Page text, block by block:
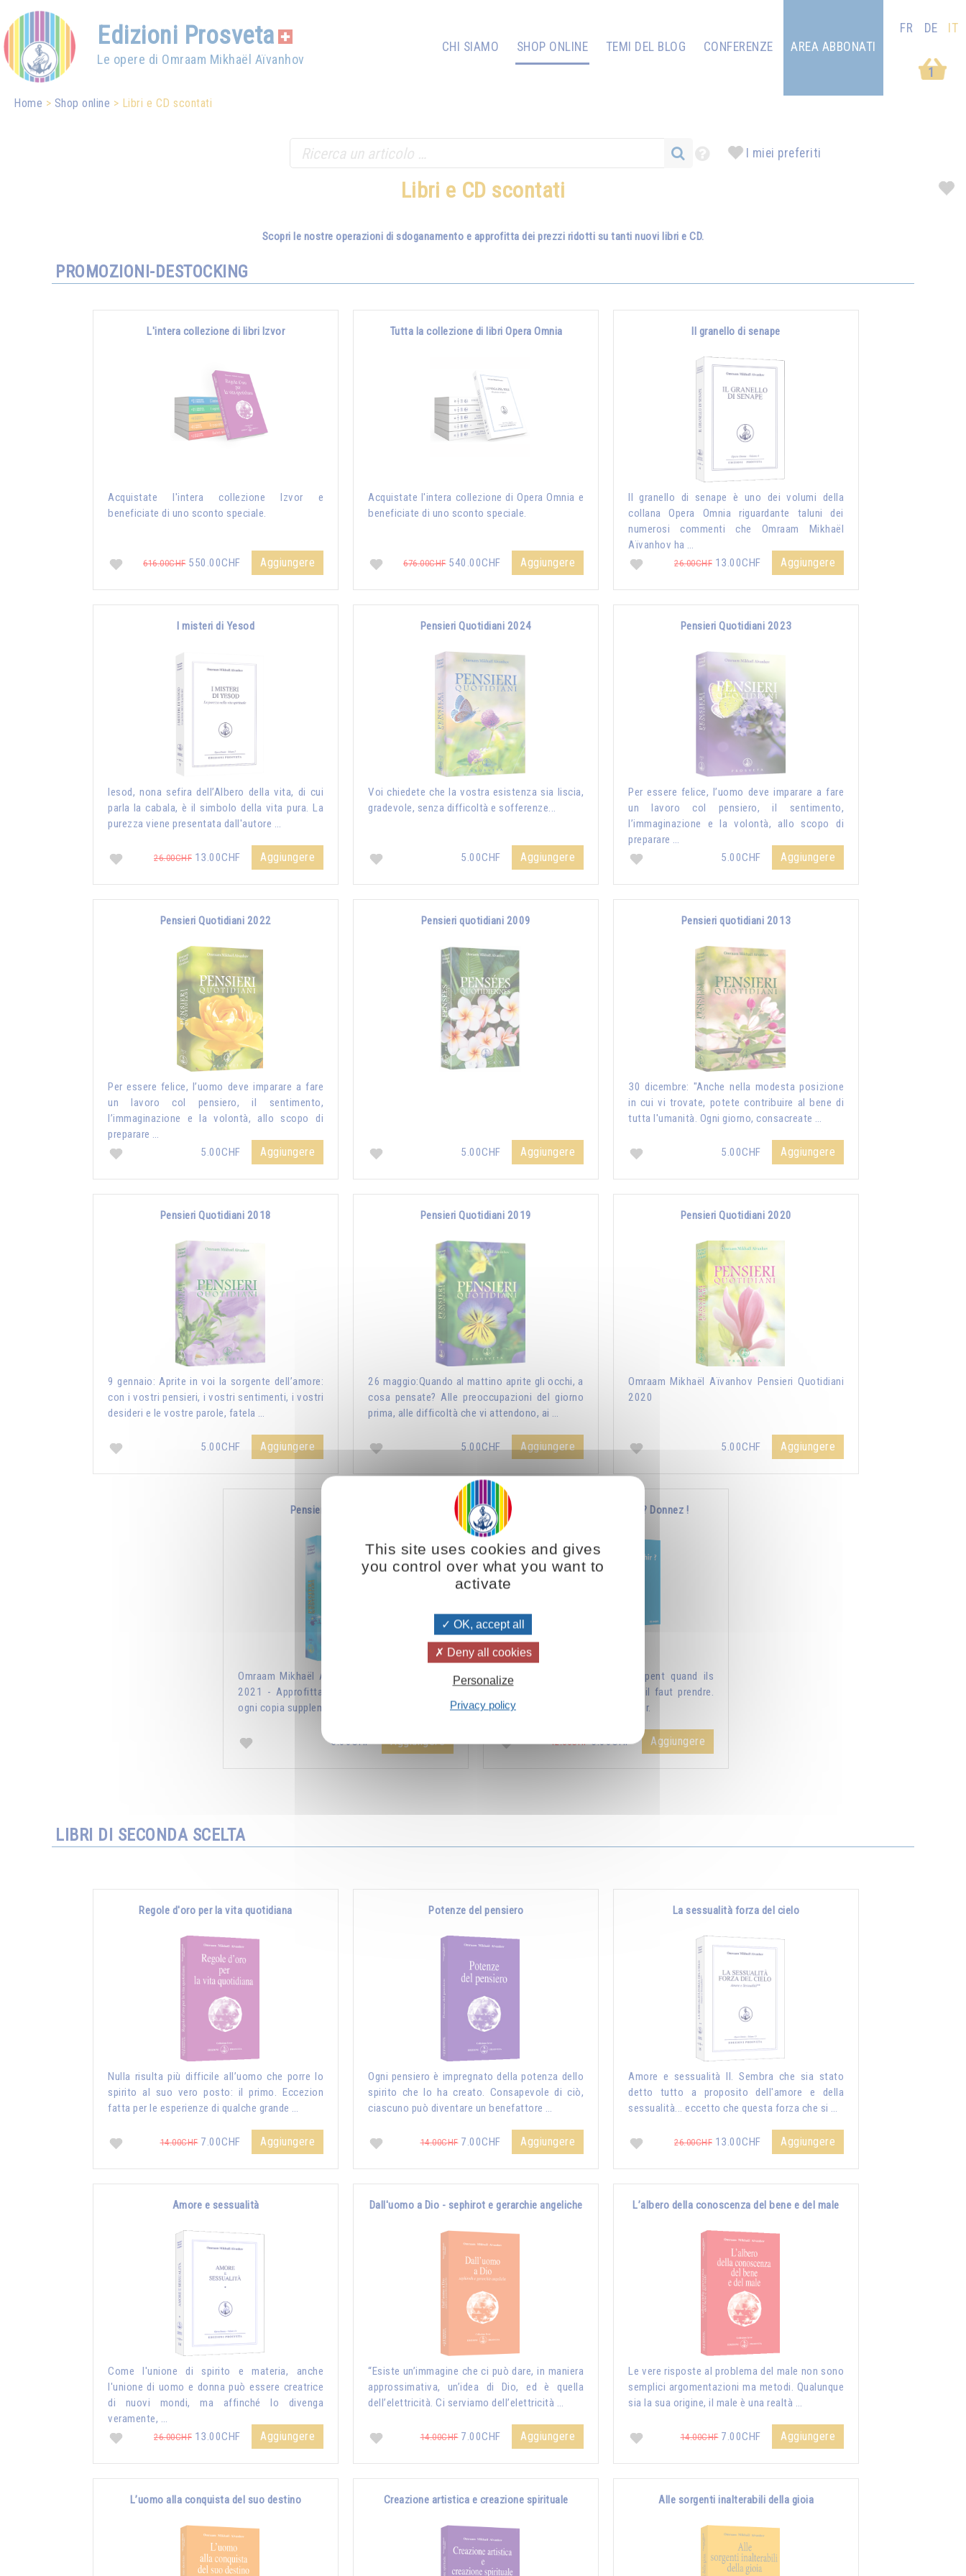
Edizioni Prosveta
Le opere di Omraam Mikhaël Aïvanhov
CHI SIAMO SHOP ONLINE TEMI DEL BLOG
CONFERENZE
1
AREA ABBONATI
FR DE IT
Home Shop online Libri e CD scontati
I miei preferiti
Libri e CD scontati
Scopri le nostre operazioni di sdoganamento e approfitta dei prezzi ridotti su tanti nuovi libri e CD.
PROMOZIONI-DESTOCKING
L'intera collezione di libri Izvor
Acquistate l'intera collezione Izvor e
beneficiate di uno sconto speciale.
616.00CHF550.00CHF Aggiungere
Tutta la collezione di libri Opera Omnia
Acquistate l'intera collezione di Opera Omnia e
beneficiate di uno sconto speciale.
676.00CHF540.00CHF Aggiungere
Il granello di senape
Il granello di senape è uno dei volumi della
collana Opera Omnia riguardante taluni dei
numerosi commenti che Omraam Mikhaël
Aïvanhov ha …
26.00CHF 13.00CHF Aggiungere
I misteri di Yesod
Iesod, nona sefira dell’Albero della vita, di cui
parla la cabala, è il simbolo della vita pura. La
purezza viene presentata dall'autore …
26.00CHF 13.00CHF Aggiungere
Pensieri Quotidiani 2024
Voi chiedete che la vostra esistenza sia liscia,
gradevole, senza difficoltà e sofferenze...
5.00CHF Aggiungere
Pensieri Quotidiani 2023
Per essere felice, l’uomo deve imparare a fare
un lavoro col pensiero, il sentimento,
l’immaginazione e la volontà, allo scopo di
preparare …
5.00CHF
Aggiungere
Pensieri Quotidiani 2022
Per essere felice, l’uomo deve imparare a fare
un lavoro col pensiero, il sentimento,
l’immaginazione e la volontà, allo scopo di
preparare …
5.00CHF
Aggiungere
Pensieri quotidiani 2009
5.00CHF Aggiungere
Pensieri quotidiani 2013
30 dicembre: "Anche nella modesta posizione
in cui vi trovate, potete contribuire al bene di
tutta l'umanità. Ogni giorno, consacreate …
5.00CHF Aggiungere
Pensieri Quotidiani 2018
9 gennaio: Aprite in voi la sorgente dell’amore:
con i vostri pensieri, i vostri sentimenti, i vostri
desideri e le vostre parole, fatela …
5.00CHF Aggiungere
Pensieri Quotidiani 2019
26 maggio:Quando al mattino aprite gli occhi, a
cosa pensate? Alle preoccupazioni del giorno
prima, alle difficoltà che vi attendono, ai …
5.00CHF Aggiungere
Pensieri Quotidiani 2020
Omraam Mikhaël Aïvanhov Pensieri Quotidiani
2020
5.00CHF Aggiungere
Pensieri Quotidiani 2021
Omraam Mikhaël Aïvanhov Pensieri Quotidiani
2021 - Approfitta dello sconto di 2 CHF per
ogni copia supplementare aggiunta all'ordine !
5.00CHF Aggiungere
Vous voulez vous enrichir ? Donnez !
Combien les humains se trompent quand ils
s’imaginent que pour s’enrichir il faut prendre.
Non, pour s’enrichir, il faut donner.
12.00CHF5.00CHF Aggiungere
LIBRI DI SECONDA SCELTA
Regole d'oro per la vita quotidiana
Nulla risulta più difficile all’uomo che porre lo
spirito al suo vero posto: il primo. Eccezion
fatta per le esperienze di qualche grande …
14.00CHF7.00CHF Aggiungere
Potenze del pensiero
Ogni pensiero è impregnato della potenza dello
spirito che lo ha creato. Consapevole di ciò,
ciascuno può diventare un benefattore …
14.00CHF7.00CHF Aggiungere
La sessualità forza del cielo
Amore e sessualità II. Sembra che sia stato
detto tutto a proposito dell'amore e della
sessualità... eccetto che questa forza che si …
26.00CHF 13.00CHF Aggiungere
Amore e sessualità
Come l'unione di spirito e materia, anche
l'unione di uomo e donna può essere creatrice
di nuovi mondi, ma affinché lo divenga
veramente, …
26.00CHF 13.00CHF Aggiungere
Dall'uomo a Dio - sephirot e gerarchie angeliche
“Esiste un’immagine che ci può dare, in maniera
approssimativa, un’idea di Dio, ed è quella
dell’elettricità. Ci serviamo dell’elettricità …
14.00CHF7.00CHF Aggiungere
L’albero della conoscenza del bene e del male
Le vere risposte al problema del male non sono
semplici argomentazioni ma metodi. Qualunque
sia la sua origine, il male è una realtà …
14.00CHF7.00CHF Aggiungere
L’uomo alla conquista del suo destino Creazione artistica e creazione spirituale Alle sorgenti inalterabili della gioia
This site uses cookies and gives
you control over what you want to
activate
OK, accept all
Deny all cookies
Personalize
Privacy policy